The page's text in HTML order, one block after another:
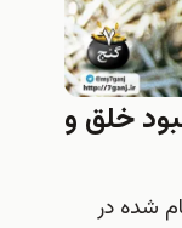
خلق و
شده در